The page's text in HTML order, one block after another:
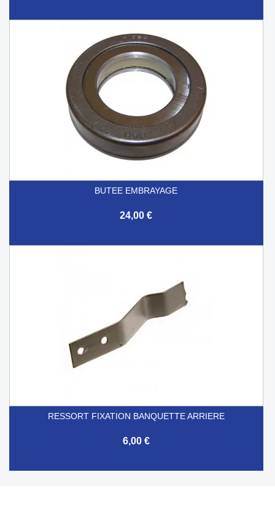
BUTEE EMBRAYAGE
24,00 €
RESSORT FIXATION BANQUETTE ARRIERE
6,00 €